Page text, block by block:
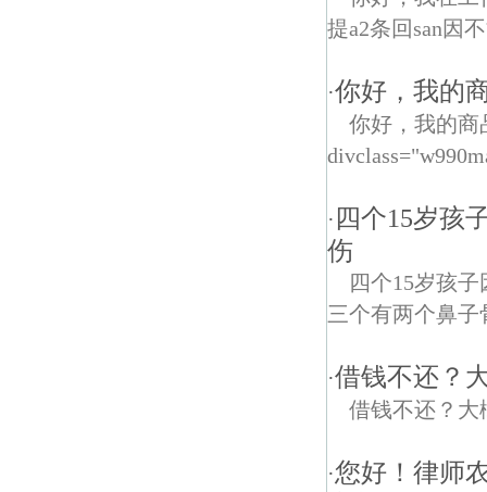
提a2条回san因
·你好，我的
你好，我的商
· 四个15岁孩
伤
四个15岁孩
三个有两个鼻
·借钱不还？
借钱不还？大
·您好！律师